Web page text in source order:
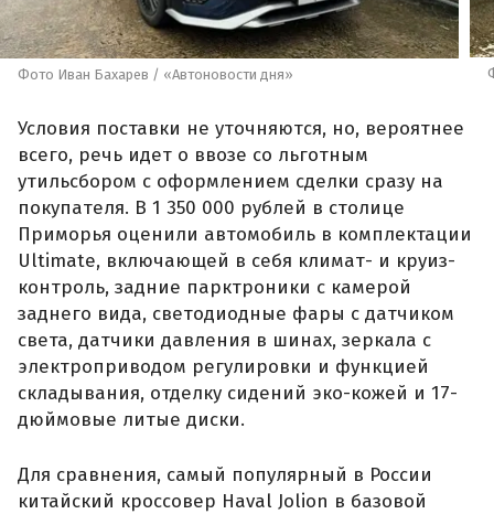
Фото Иван Бахарев / «Автоновости дня»
Условия поставки не уточняются, но, вероятнее
всего, речь идет о ввозе со льготным
утильсбором с оформлением сделки сразу на
покупателя. В 1 350 000 рублей в столице
Приморья оценили автомобиль в комплектации
Ultimate, включающей в себя климат- и круиз-
контроль, задние парктроники с камерой
заднего вида, светодиодные фары с датчиком
света, датчики давления в шинах, зеркала с
электроприводом регулировки и функцией
складывания, отделку сидений эко-кожей и 17-
дюймовые литые диски.
Для сравнения, самый популярный в России
китайский кроссовер Haval Jolion в базовой